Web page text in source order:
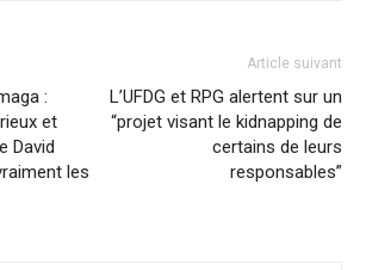
:
et
David
les
Article suivant
L’UFDG et RPG alertent sur un
“projet visant le kidnapping de
certains de leurs
responsables”